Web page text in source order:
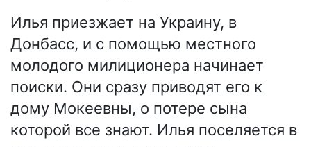
Илья приезжает на Украину, в
Донбасс, и с помощью местного
молодого милиционера начинает
поиски. Они сразу приводят его к
дому Мокеевны, о потере сына
которой все знают. Илья поселяется в